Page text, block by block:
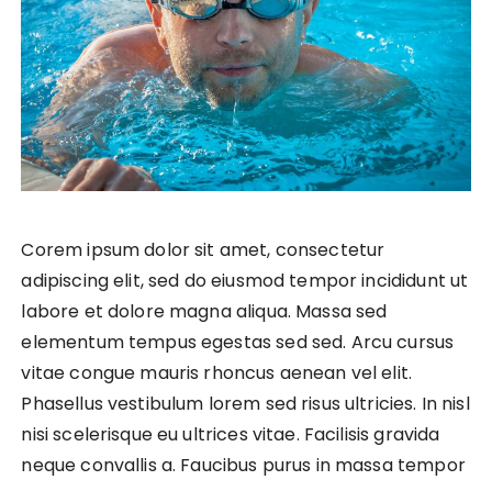
Corem ipsum dolor sit amet, consectetur
adipiscing elit, sed do eiusmod tempor incididunt ut
labore et dolore magna aliqua. Massa sed
elementum tempus egestas sed sed. Arcu cursus
vitae congue mauris rhoncus aenean vel elit.
Phasellus vestibulum lorem sed risus ultricies. In nisl
nisi scelerisque eu ultrices vitae. Facilisis gravida
neque convallis a. Faucibus purus in massa tempor